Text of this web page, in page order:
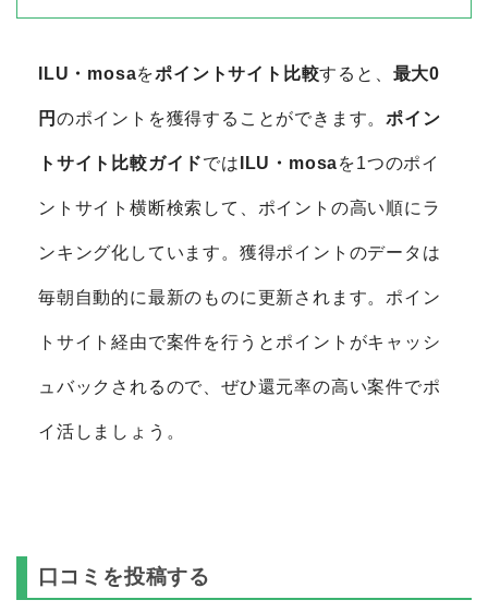
ILU・mosaをポイントサイト比較すると、 最大0
円 のポイントを獲得することができます。ポイン
トサイト比較ガイドでは ILU・mosaを1つのポイ
ントサイト横断検索して、ポイントの高い順にラ
ンキング化しています。獲得ポイントのデータは
毎朝自動的に最新のものに更新されます。ポイン
トサイト経由で案件を行うとポイントがキャッシ
ュバックされるので、ぜひ還元率の高い案件でポ
イ活しましょう。
口コミを投稿する